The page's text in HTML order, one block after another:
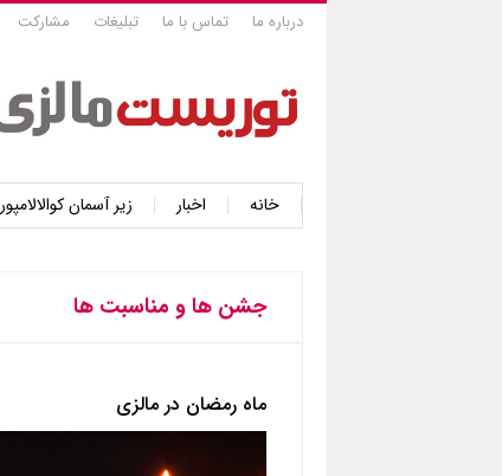
درباره ما تماس با ما تبلیغات مشارکت
خانه اخبار زیر آسمان کوالالامپور
جشن ها و مناسبت ها
ماه رمضان در مالزی